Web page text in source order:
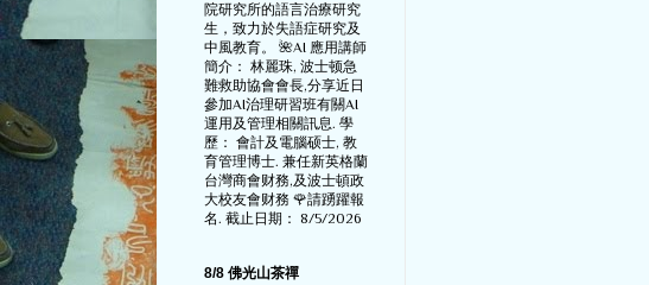
院研究所的語言治療研究
生，致力於失語症研究及
中風教育。 🌺AI 應用講師
簡介： 林麗珠, 波士顿急
難救助協會會長,分享近日
參加AI治理研習班有關AI
運用及管理相關訊息. 學
歷： 會計及電腦硕士, 教
育管理博士. 兼任新英格蘭
台灣商會财務,及波士頓政
大校友會财務 🌹請踴躍報
名. 截止日期： 8/5/2026
8/8 佛光山茶禪